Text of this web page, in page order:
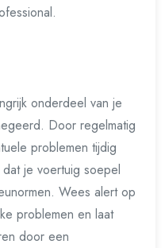
onderdeel van je
Door regelmatig
problemen tijdig
je voertuig soepel
Wees alert op
problemen en laat
door een